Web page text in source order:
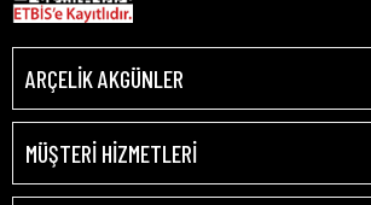
ARÇELİK AKGÜNLER
MÜŞTERİ HİZMETLERİ